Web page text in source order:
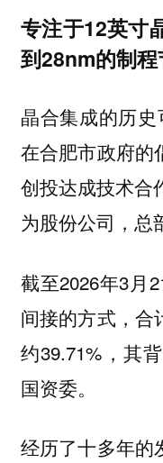
专注于12英寸
到28nm的制程
晶合集成的历
在合肥市政府的
创投达成技术合
为股份公司，总
截至2026年3月
间接的方式，合
约39.71%，其
国资委。
经历了十多年的